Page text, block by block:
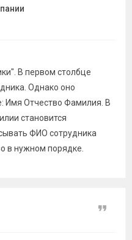
В первом столбце
Однако оно
Имя Отчество Фамилия. В
становится
ФИО сотрудника
в нужном порядке.
Цитата